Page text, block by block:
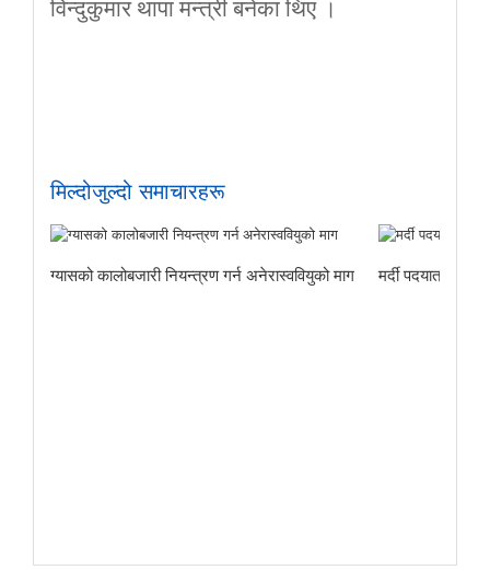
विन्दुकुमार थापा मन्त्री बनेका थिए ।
मिल्दोजुल्दो समाचारहरू
ग्यासको कालोबजारी नियन्त्रण गर्न अनेरास्ववियुको माग मर्दी